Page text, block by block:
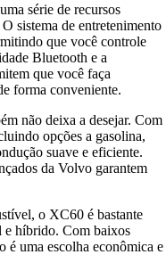
série de recursos
sistema de entretenimento
que você controle
Bluetooth e a
que você faça
forma conveniente.
não deixa a desejar. Com
opções a gasolina,
suave e eficiente.
da Volvo garantem
o XC60 é bastante
e híbrido. Com baixos
é uma escolha econômica e